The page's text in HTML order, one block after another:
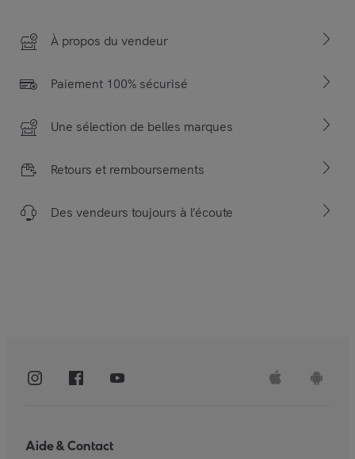
À propos du vendeur
Paiement 100% sécurisé
Une sélection de belles marques
Retours et remboursements
Des vendeurs toujours à l’écoute
Aide & Contact